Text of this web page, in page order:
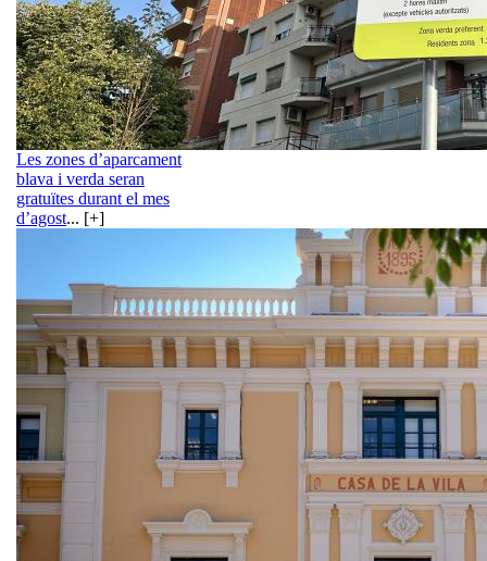
Les zones d’aparcament
blava i verda seran
gratuïtes durant el mes
d’agost... [+]